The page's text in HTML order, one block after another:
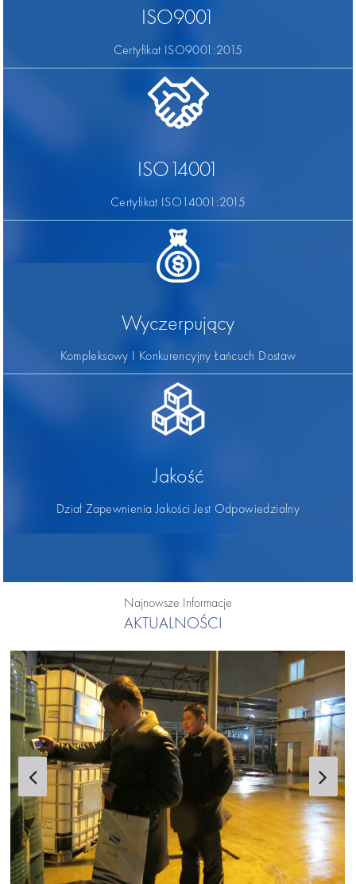
ISO9001
Certyfikat ISO9001:2015
ISO14001
Certyfikat ISO14001:2015
Wyczerpujący
Kompleksowy I Konkurencyjny Łańcuch Dostaw
Jakość
Dział Zapewnienia Jakości Jest Odpowiedzialny
Najnowsze Informacje
AKTUALNOŚCI